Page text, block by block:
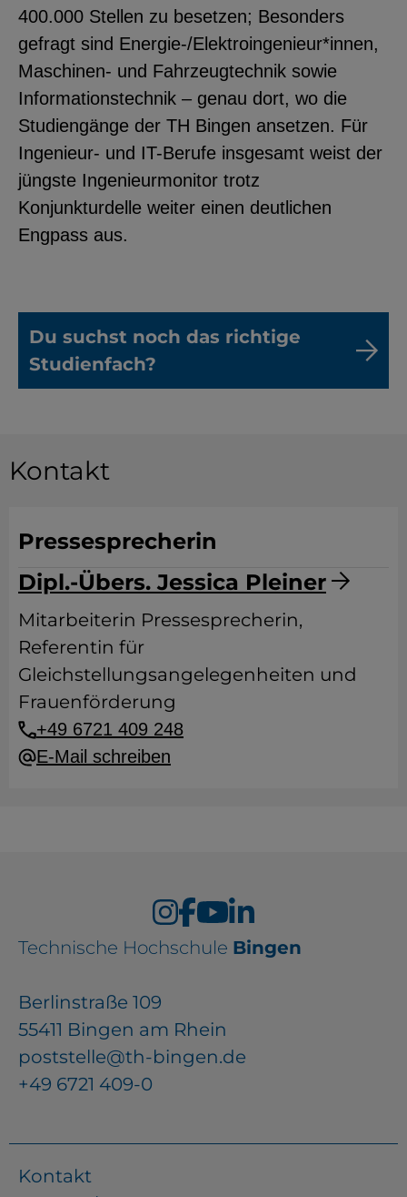
400.000 Stellen zu besetzen; Besonders
gefragt sind Energie-/Elektroingenieur*innen,
Maschinen- und Fahrzeugtechnik sowie
Informationstechnik – genau dort, wo die
Studiengänge der TH Bingen ansetzen. Für
Ingenieur- und IT-Berufe insgesamt weist der
jüngste Ingenieurmonitor trotz
Konjunkturdelle weiter einen deutlichen
Engpass aus.
Du suchst noch das richtige
Studienfach?
Kontakt
Dipl.-Übers. Jessica Pleiner
Pressesprecherin
Mitarbeiterin Pressesprecherin,
Referentin für
Gleichstellungsangelegenheiten und
Frauenförderung
+49 6721 409 248
E-Mail schreiben
Technische Hochschule Bingen
Berlinstraße 109
55411 Bingen am Rhein
poststelle@th-bingen.de
+49 6721 409-0
Kontakt